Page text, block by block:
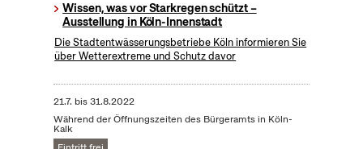
Wissen, was vor Starkregen schützt –
Ausstellung in Köln-Innenstadt
Die Stadtentwässerungsbetriebe Köln informieren Sie
über Wetterextreme und Schutz davor
21.7. bis31.8.2022
Während der Öffnungszeiten des Bürgeramts in Köln-
Kalk